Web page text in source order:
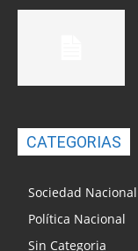
CATEGORIAS
Sociedad Nacional
Política Nacional
Sin Categoria